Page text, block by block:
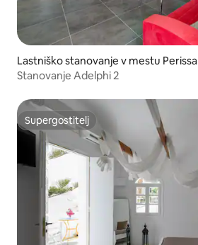
Lastniško stanovanje v mestu Perissa
Stanovanje Adelphi 2
Supergostitelj
Supergostitelj